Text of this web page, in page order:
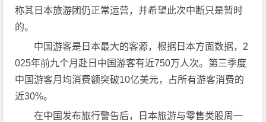
称其日本旅游团仍正常运营，并希望此次中断只是暂时
的。
中国游客是日本最大的客源，根据日本方面数据，2
025年前九个月赴日中国游客有近750万人次。第三季度
中国游客月均消费额突破10亿美元，占所有游客消费的
近30%。
在中国发布旅行警告后，日本旅游与零售类股周一